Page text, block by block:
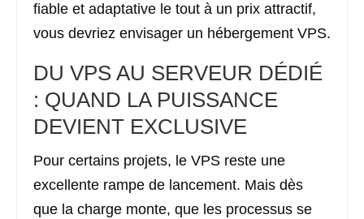
fiable et adaptative le tout à un prix attractif,
vous devriez envisager un hébergement VPS.
DU VPS AU SERVEUR DÉDIÉ
: QUAND LA PUISSANCE
DEVIENT EXCLUSIVE
Pour certains projets, le VPS reste une
excellente rampe de lancement. Mais dès
que la charge monte, que les processus se